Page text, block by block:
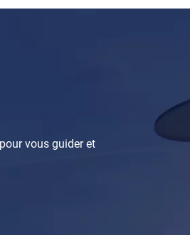
vous guider et